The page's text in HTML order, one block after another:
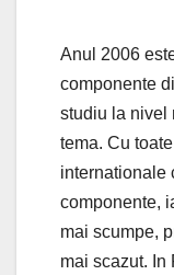
Anul 2006
componente
studiu la nivel
tema. Cu
internationale
componente,
mai scumpe,
mai scazut. In